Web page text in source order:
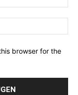
browser for the